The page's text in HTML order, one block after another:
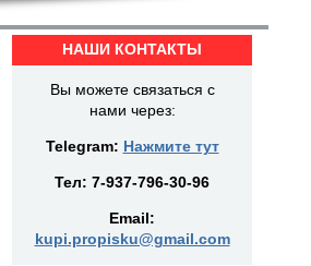
НАШИ КОНТАКТЫ
Вы можете связаться с
нами через:
Telegram: Нажмите тут
Тел: 7-937-796-30-96
Email:
kupi.propisku@gmail.com